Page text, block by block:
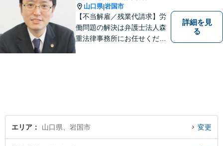
山口県|岩国市
【不当解雇／残業代請求】労
働問題の解決は弁護士法人森
重法律事務所にお任せくださ
詳細を見
る
エリア 山口県、岩国市 変更